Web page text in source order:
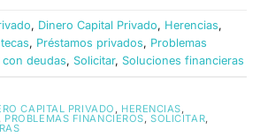
, Dinero Capital Privado, Herencias,
, Préstamos privados, Problemas
con deudas, Solicitar, Soluciones financieras
CAPITAL PRIVADO , HERENCIAS,
, PROBLEMAS FINANCIEROS,SOLICITAR,